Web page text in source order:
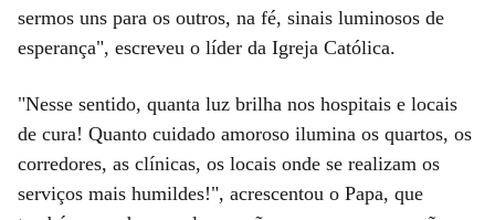
sermos uns para os outros, na fé, sinais luminosos de
esperança", escreveu o líder da Igreja Católica.
"Nesse sentido, quanta luz brilha nos hospitais e locais
de cura! Quanto cuidado amoroso ilumina os quartos, os
corredores, as clínicas, os locais onde se realizam os
serviços mais humildes!", acrescentou o Papa, que